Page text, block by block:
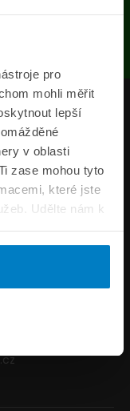
pro
mohli měřit
lepší
v oblasti
zase mohou tyto
které jste
Udělte nám k